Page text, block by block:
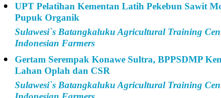
UPT Pelatihan Kementan Latih Pekebun Sawit
Pupuk Organik
Sulawesi`s Batangkaluku Agricultural Training
Indonesian Farmers
Gertam Serempak Konawe Sultra, BPPSDMP
Lahan Oplah dan CSR
Sulawesi`s Batangkaluku Agricultural Training